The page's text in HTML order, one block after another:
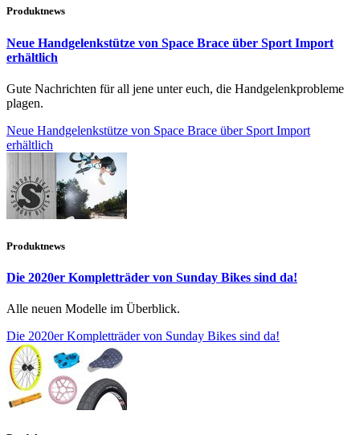
Produktnews
Neue Handgelenkstütze von Space Brace über Sport Import
erhältlich
Gute Nachrichten für all jene unter euch, die Handgelenkprobleme
plagen.
Neue Handgelenkstütze von Space Brace über Sport Import
erhältlich
Produktnews
Die 2020er Kompletträder von Sunday Bikes sind da!
Alle neuen Modelle im Überblick.
Die 2020er Kompletträder von Sunday Bikes sind da!